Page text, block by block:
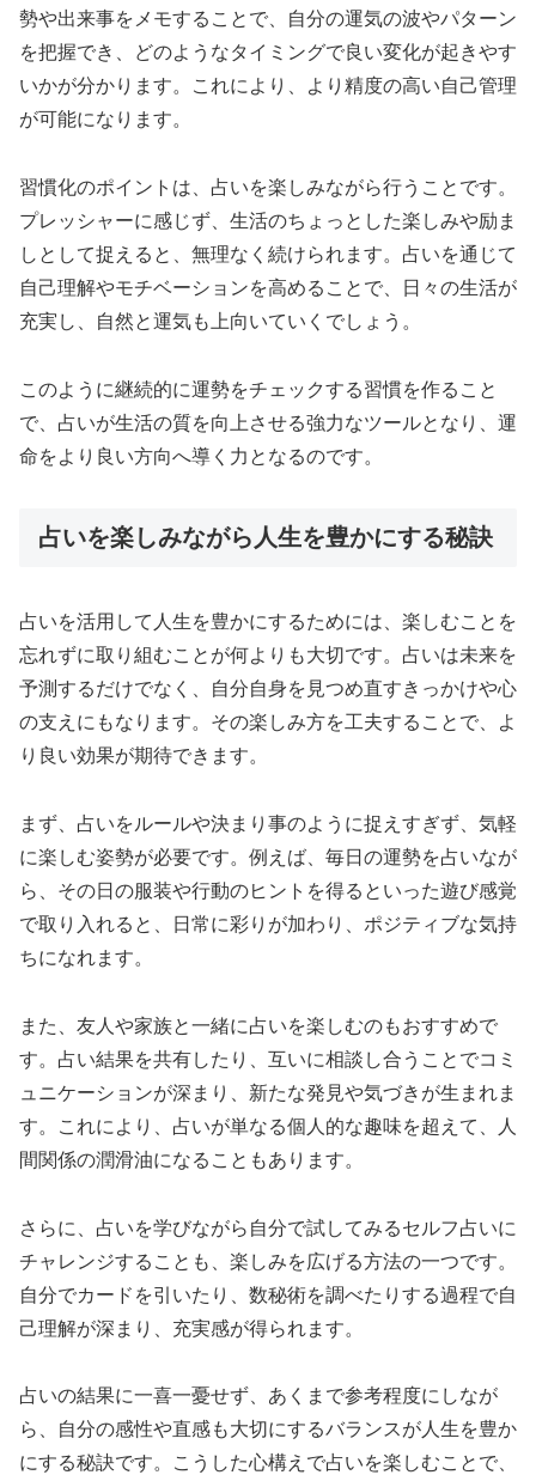
勢や出来事をメモすることで、自分の運気の波やパターン
を把握でき、どのようなタイミングで良い変化が起きやす
いかが分かります。これにより、より精度の高い自己管理
が可能になります。
習慣化のポイントは、占いを楽しみながら行うことです。
プレッシャーに感じず、生活のちょっとした楽しみや励ま
しとして捉えると、無理なく続けられます。占いを通じて
自己理解やモチベーションを高めることで、日々の生活が
充実し、自然と運気も上向いていくでしょう。
このように継続的に運勢をチェックする習慣を作ること
で、占いが生活の質を向上させる強力なツールとなり、運
命をより良い方向へ導く力となるのです。
占いを楽しみながら人生を豊かにする秘訣
占いを活用して人生を豊かにするためには、楽しむことを
忘れずに取り組むことが何よりも大切です。占いは未来を
予測するだけでなく、自分自身を見つめ直すきっかけや心
の支えにもなります。その楽しみ方を工夫することで、よ
り良い効果が期待できます。
まず、占いをルールや決まり事のように捉えすぎず、気軽
に楽しむ姿勢が必要です。例えば、毎日の運勢を占いなが
ら、その日の服装や行動のヒントを得るといった遊び感覚
で取り入れると、日常に彩りが加わり、ポジティブな気持
ちになれます。
また、友人や家族と一緒に占いを楽しむのもおすすめで
す。占い結果を共有したり、互いに相談し合うことでコミ
ュニケーションが深まり、新たな発見や気づきが生まれま
す。これにより、占いが単なる個人的な趣味を超えて、人
間関係の潤滑油になることもあります。
さらに、占いを学びながら自分で試してみるセルフ占いに
チャレンジすることも、楽しみを広げる方法の一つです。
自分でカードを引いたり、数秘術を調べたりする過程で自
己理解が深まり、充実感が得られます。
占いの結果に一喜一憂せず、あくまで参考程度にしなが
ら、自分の感性や直感も大切にするバランスが人生を豊か
にする秘訣です。こうした心構えで占いを楽しむことで、